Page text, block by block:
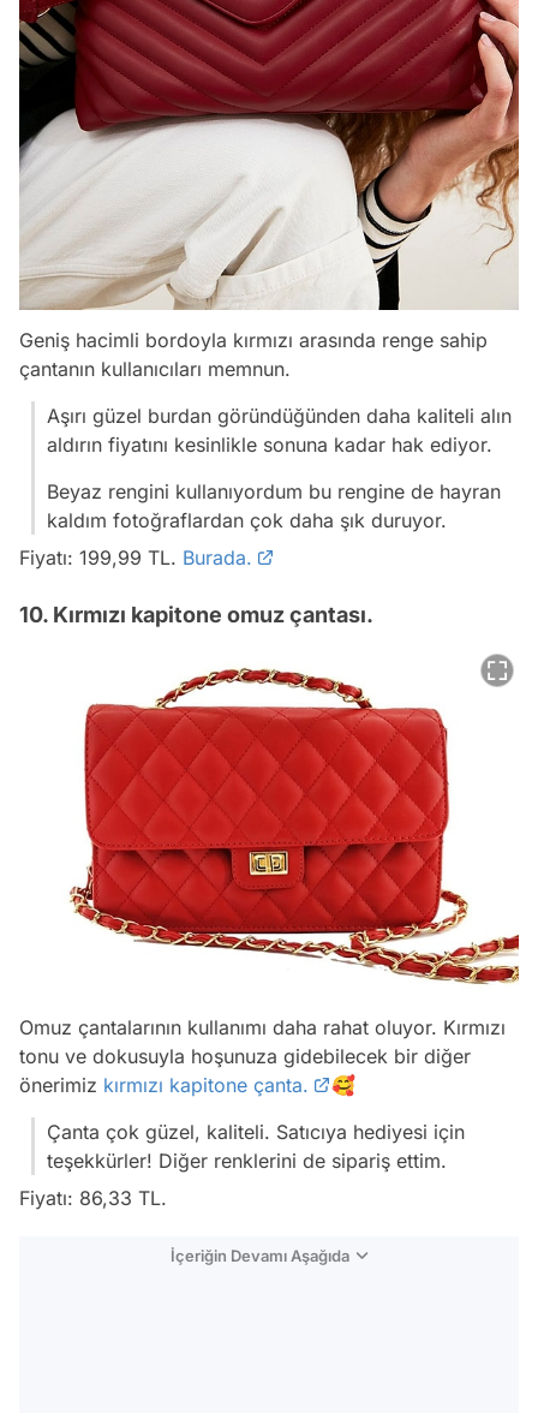
Geniş hacimli bordoyla kırmızı arasında renge sahip
çantanın kullanıcıları memnun.
Aşırı güzel burdan göründüğünden daha kaliteli alın
aldırın fiyatını kesinlikle sonuna kadar hak ediyor.
Beyaz rengini kullanıyordum bu rengine de hayran
kaldım fotoğraflardan çok daha şık duruyor.
Fiyatı: 199,99 TL. Burada.
10. Kırmızı kapitone omuz çantası.
Omuz çantalarının kullanımı daha rahat oluyor. Kırmızı
tonu ve dokusuyla hoşunuza gidebilecek bir diğer
önerimiz kırmızı kapitone çanta.
🥰
Çanta çok güzel, kaliteli. Satıcıya hediyesi için
teşekkürler! Diğer renklerini de sipariş ettim.
Fiyatı: 86,33 TL.
İçeriğin Devamı Aşağıda